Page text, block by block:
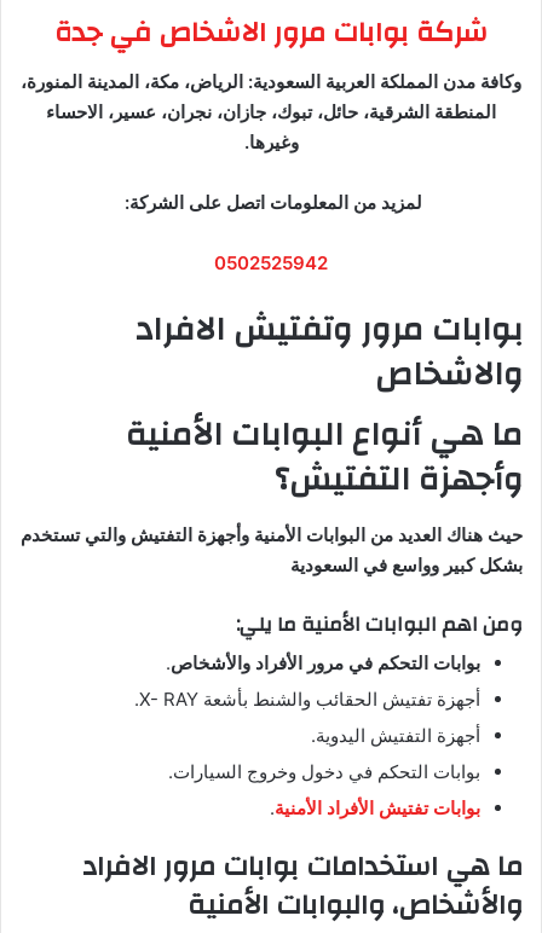
شركة بوابات مرور الاشخاص في جدة
وكافة مدن المملكة العربية السعودية: الرياض، مكة، المدينة المنورة،
المنطقة الشرقية، حائل، تبوك، جازان، نجران، عسير، الاحساء
وغيرها.
لمزيد من المعلومات اتصل على الشركة:
0502525942
بوابات مرور وتفتيش الافراد
والاشخاص
ما هي أنواع البوابات الأمنية
وأجهزة التفتيش؟
حيث هناك العديد من البوابات الأمنية وأجهزة التفتيش والتي تستخدم
بشكل كبير وواسع في السعودية
ومن اهم البوابات الأمنية ما يلي:
بوابات التحكم في مرور الأفراد والأشخاص.
أجهزة تفتيش الحقائب والشنط بأشعة X- RAY.
أجهزة التفتيش اليدوية.
بوابات التحكم في دخول وخروج السيارات.
بوابات تفتيش الأفراد الأمنية.
ما هي استخدامات بوابات مرور الافراد
والأشخاص، والبوابات الأمنية